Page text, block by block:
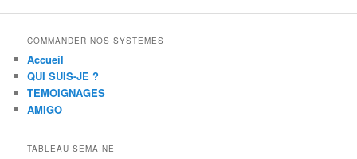
COMMANDER NOS SYSTEMES
Accueil
QUI SUIS-JE ?
TEMOIGNAGES
AMIGO
TABLEAU SEMAINE